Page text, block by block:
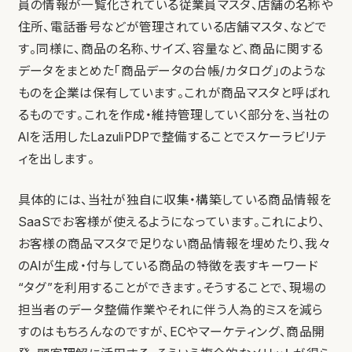
員の情報が一覧化されている従業員マスタ、店舗の名称や
住所、電話番号などが管理されている店舗マスタ、などで
す。同様に、商品の名称、サイズ、容量など、商品に関する
データをまとめた「商品データの台帳/カタログ」のような
ものを企業は保有しています。これが商品マスタと呼ばれ
るものです。これを作成・維持管理していく部分を、当社の
AIを活用したLazuliPDPで整備することでスケーラビリテ
ィを出します。
具体的には、当社が独自に収集・構築している商品情報を
SaaSでお客様が使えるようになっています。これにより、
お客様の商品マスタで足りない商品情報を埋めたり、我々
のAIが生成・付与している商品の特徴を表すキーワード
“タグ”を利用することができます。そうすることで、現場の
担当者のデータ整備作業やそれに伴う人為的ミスを減ら
すのはもちろんなのですが、ECやマーケティング、商品開